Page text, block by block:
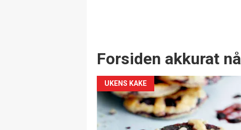
Forsiden akkurat nå
UKENS KAKE